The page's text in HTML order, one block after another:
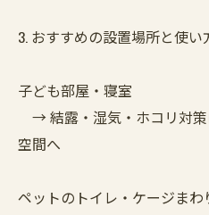
3. おすすめの設置場所と使い
子ども部屋・寝室
→ 結露・湿気・ホコリ対
空間へ
ペットのトイレ・ケージまわ